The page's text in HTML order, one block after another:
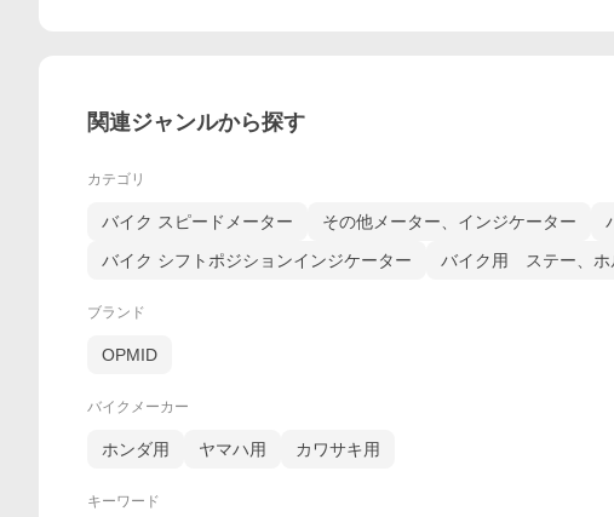
関連ジャンルから探す
カテゴリ
バイク スピードメーター その他メーター、インジケーター
バイク シフトポジションインジケーター
バイク用 ステー、ホ
ブランド
OPMID
バイクメーカー
ホンダ用 ヤマハ用 カワサキ用
キーワード